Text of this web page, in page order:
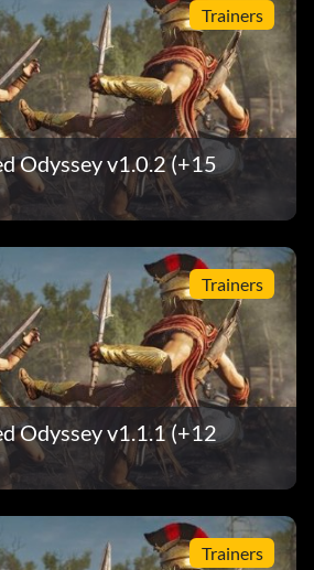
Trainers
Odyssey v1.0.2 (+15
Trainers
Odyssey v1.1.1 (+12
Trainers